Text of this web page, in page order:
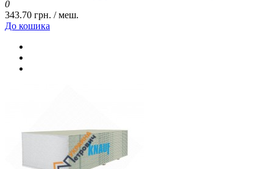
0
343.70 грн. / меш.
До кошика